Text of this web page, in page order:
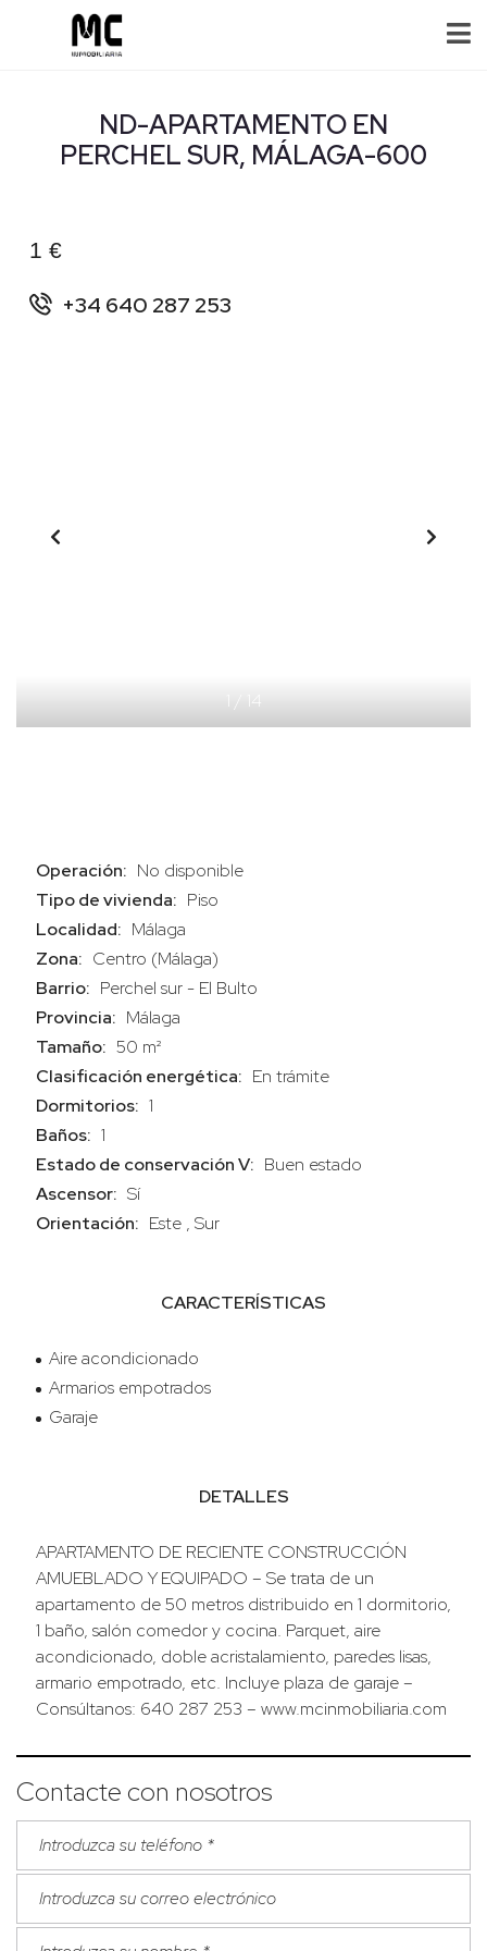
ND-APARTAMENTO EN
PERCHEL SUR, MÁLAGA-600
1 €
+34 640 287 253
/ 14
Operación: No disponible
Tipo de vivienda: Piso
Localidad: Málaga
Zona: Centro (Málaga)
Barrio: Perchel sur - El Bulto
Provincia: Málaga
Tamaño: 50 m²
Clasificación energética: En trámite
Dormitorios: 1
Baños: 1
Estado de conservación V: Buen estado
Ascensor: Sí
Orientación: Este , Sur
CARACTERÍSTICAS
Aire acondicionado
Armarios empotrados
Garaje
DETALLES
APARTAMENTO DE RECIENTE CONSTRUCCIÓN
AMUEBLADO Y EQUIPADO – Se trata de un
apartamento de 50 metros distribuido en 1 dormitorio,
1 baño, salón comedor y cocina. Parquet, aire
acondicionado, doble acristalamiento, paredes lisas,
armario empotrado, etc. Incluye plaza de garaje –
Consúltanos: 640 287 253 – www.mcinmobiliaria.com
Contacte con nosotros